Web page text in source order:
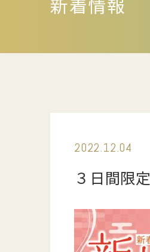
2022.12.04
３日間限定